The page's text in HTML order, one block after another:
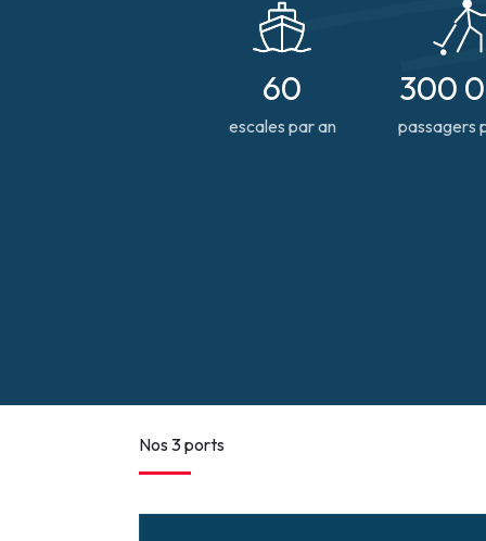
60
escales par an
300
passagers
Nos 3 ports